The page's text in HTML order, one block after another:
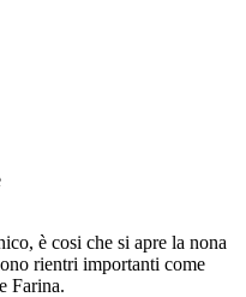
è cosi che si apre la nona
rientri importanti come
Farina.